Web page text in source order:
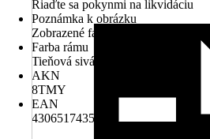
Riaďte sa pokynmi na likvidáciu
Poznámka k obrázku
Zobrazené farby sa môžu líšiť od
Farba rámu
Tieňová sivá RAL 7022
AKN
8TMY
EAN
4306517435271